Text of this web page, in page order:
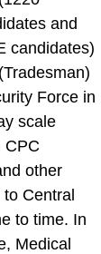
and
candidates)
Force in
scale
CPC
other
Central
to time. In
Medical